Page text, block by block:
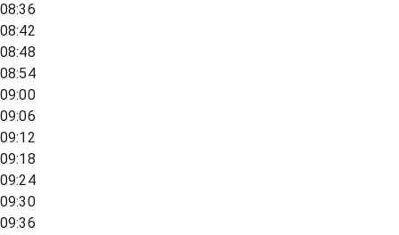
08:36
08:42
08:48
08:54
09:00
09:06
09:12
09:18
09:24
09:30
09:36